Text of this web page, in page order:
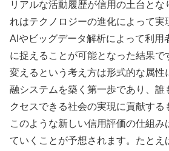
リアルな活動履歴が信用の土台とな
れはテクノロジーの進化によって実
AIやビッグデータ解析によって利用
に捉えることが可能となった結果で
変えるという考え方は形式的な属性
融システムを築く第一歩であり、誰
クセスできる社会の実現に貢献する
このような新しい信用評価の仕組み
ていくことが予想されます。たとえ